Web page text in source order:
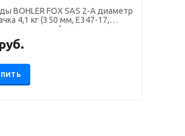
BOHLER FOX SAS 2-A диаметр
4,1 кг (350 мм, Е347-17,
ток, рутил)
руб.